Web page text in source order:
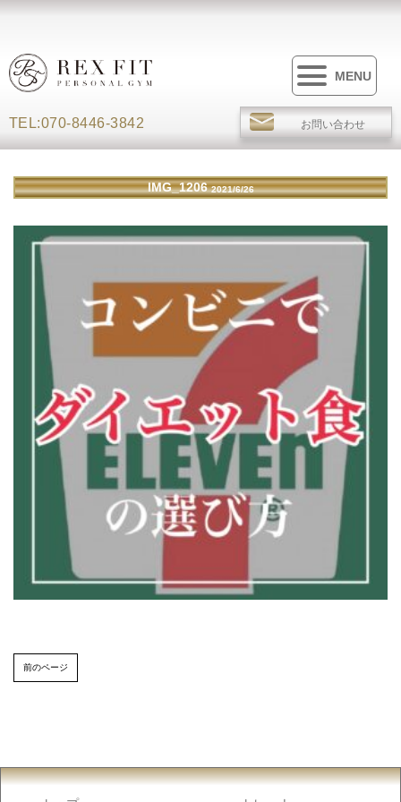
MENU
TEL:070-8446-3842 お問い合わせ
IMG_12062021/6/26
前のページ